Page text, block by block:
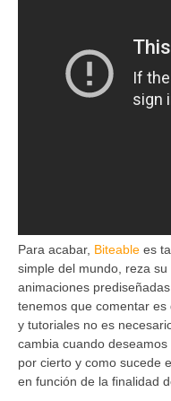
Para acabar, Biteable es
simple del mundo, reza
animaciones
tenemos que comentar
y tutoriales no es
cambia cuando
por cierto y como sucede
en función de la finalidad